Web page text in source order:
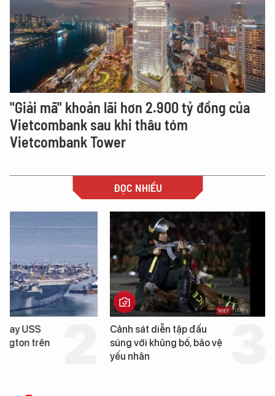
"Giải mã" khoản lãi hơn 2.900 tỷ đồng của
Vietcombank sau khi thâu tóm
Vietcombank Tower
ĐỌC NHIỀU
Cảnh sát diễn tập đấu
súng với khủng bố, bảo vệ
Cận cảnh chiến hạm
tống tàu sân bay USS